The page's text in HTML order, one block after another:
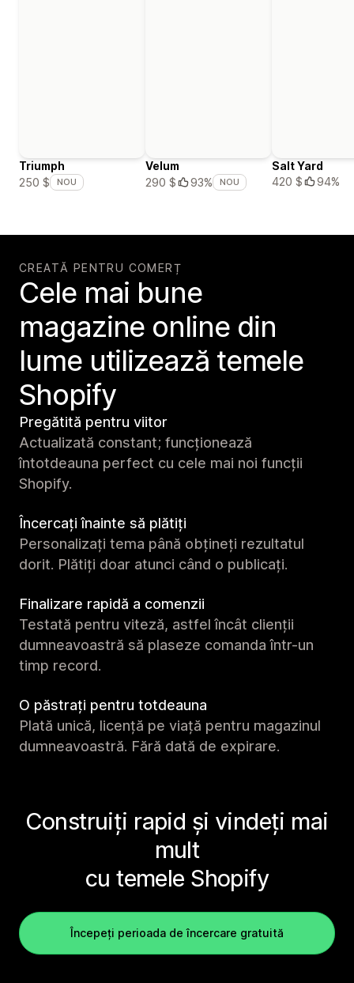
Triumph
250 $
NOU
Velum
290 $
93% NOU
Salt Yard
420 $
94%
CREATĂ PENTRU COMERȚ
Cele mai bune
magazine online din
lume utilizează temele
Shopify
Pregătită pentru viitor
Actualizată constant; funcționează
întotdeauna perfect cu cele mai noi funcții
Shopify.
Încercați înainte să plătiți
Personalizați tema până obțineți rezultatul
dorit. Plătiți doar atunci când o publicați.
Finalizare rapidă a comenzii
Testată pentru viteză, astfel încât clienții
dumneavoastră să plaseze comanda într-un
timp record.
O păstrați pentru totdeauna
Plată unică, licență pe viață pentru magazinul
dumneavoastră. Fără dată de expirare.
Construiți rapid și vindeți mai
mult
cu temele Shopify
Începeți perioada de încercare gratuită